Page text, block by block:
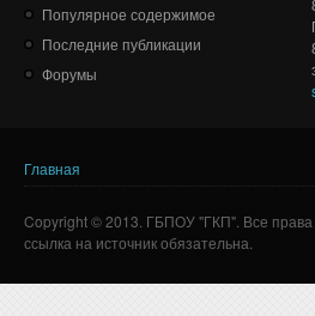
Популярное содержимое
Последние публикации
Форумы
Вы здесь
Главная
Copyright © 2013. ГБПОУ "ГКП". Все
ссылка на источник обязательна.